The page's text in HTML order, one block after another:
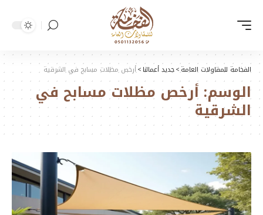
الفخامة للمقاولات العامة>جديد أعمالنا>أرخص مظلات مسابح في الشرقية
الوسم: أرخص مظلات مسابح في
الشرقية